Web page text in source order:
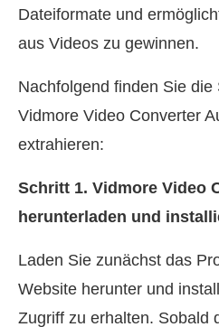
Dateiformate und
aus Videos zu gewinnen.
Nachfolgend finden Sie
Vidmore Video Converter
extrahieren:
Schritt 1. Vidmore Video
herunterladen und
Laden Sie zunächst das
Website herunter und
Zugriff zu erhalten. Sobald